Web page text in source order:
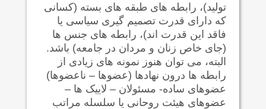
تولید)، رابطه های طبقه های بسته (کسانی
که دارای قدرت تصميم گیری سیاسی يا
فاقد این قدرت اند)، رابطه های جنس ها
(جای خاص زنان و مردان در جامعه) باشد.
البته، می توان هنوز نمونه های زیادی از
رابطه ها درون نهادها (عضوها – ناعضوها)
عضوهای ساده- مسئولان – لاییک ها –
عضوهای هیئت روحانی یا سلسله مراتب